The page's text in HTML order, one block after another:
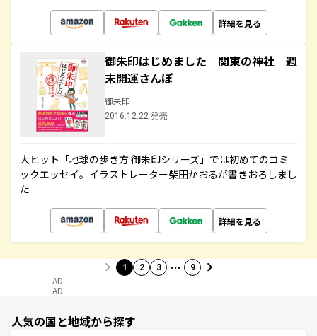
詳細を見る
御朱印はじめました 関東の神社 週
末開運さんぽ
御朱印
2016.12.22 発売
大ヒット「地球の歩き方 御朱印シリーズ」では初めてのコミ
ックエッセイ。イラストレーター柴田かおるが書きおろしまし
た
詳細を見る
1 2 3 … 9
AD
AD
人気の国と地域から探す